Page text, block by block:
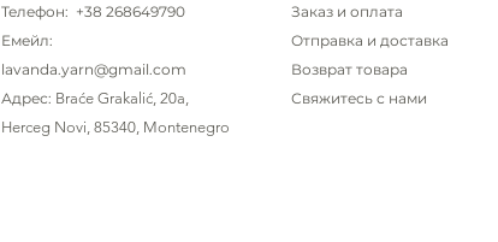
Телефон: +38 268649790
Емейл:
lavanda.yarn@gmail.com
Адрес: Braće Grakalić , 20a,
Herceg Novi, 85340 , Montenegro
Заказ и оплата
Отправка и доставка
Возврат товара
Свяжитесь с нами